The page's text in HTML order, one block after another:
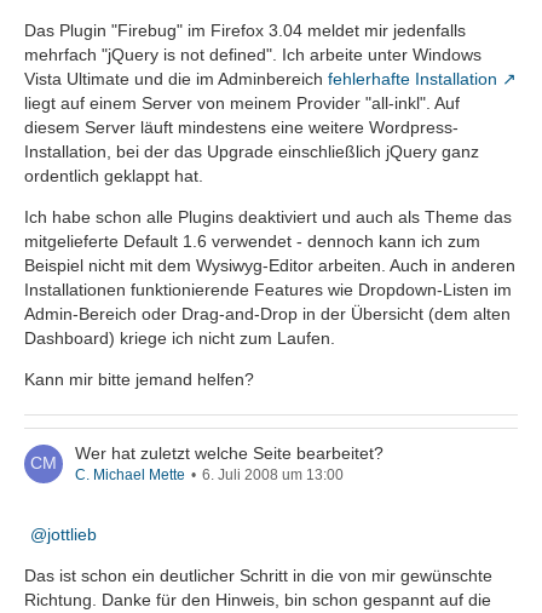
Das Plugin "Firebug" im Firefox 3.04 meldet mir jedenfalls
mehrfach "jQuery is not defined". Ich arbeite unter Windows
Vista Ultimate und die im Adminbereich fehlerhafte Installation
liegt auf einem Server von meinem Provider "all-inkl". Auf
diesem Server läuft mindestens eine weitere Wordpress-
Installation, bei der das Upgrade einschließlich jQuery ganz
ordentlich geklappt hat.
Ich habe schon alle Plugins deaktiviert und auch als Theme das
mitgelieferte Default 1.6 verwendet - dennoch kann ich zum
Beispiel nicht mit dem Wysiwyg-Editor arbeiten. Auch in anderen
Installationen funktionierende Features wie Dropdown-Listen im
Admin-Bereich oder Drag-and-Drop in der Übersicht (dem alten
Dashboard) kriege ich nicht zum Laufen.
Kann mir bitte jemand helfen?
Wer hat zuletzt welche Seite bearbeitet?
C. Michael Mette 6. Juli 2008 um 13:00
jottlieb
Das ist schon ein deutlicher Schritt in die von mir gewünschte
Richtung. Danke für den Hinweis, bin schon gespannt auf die